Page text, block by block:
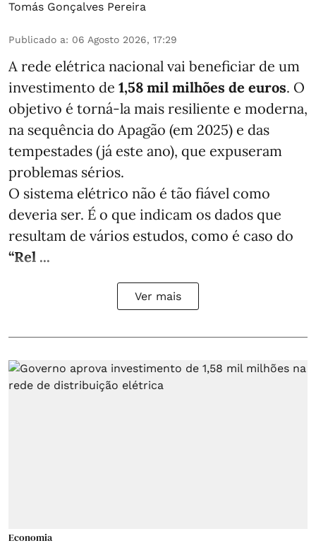
Tomás Gonçalves Pereira
Publicado a: 06 Agosto 2026, 17:29
A rede elétrica nacional vai beneficiar de um
investimento de 1,58 mil milhões de euros. O
objetivo é torná-la mais resiliente e moderna,
na sequência do Apagão (em 2025) e das
tempestades (já este ano), que expuseram
problemas sérios.
O sistema elétrico não é tão fiável como
deveria ser. É o que indicam os dados que
resultam de vários estudos, como é caso do
“Rel ...
Ver mais
Economia